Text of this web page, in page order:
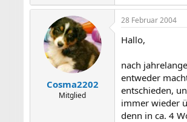
Cosma2202
Mitglied
28 Februar 2004
Hallo,
nach
entweder
entschieden,
immer wieder
denn in ca. 4